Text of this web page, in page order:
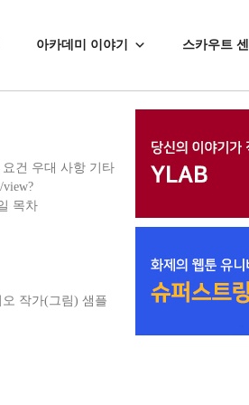
아카데미 이야기 스카우트
건 우대 사항 기타
view?
목차
작가(그림) 샘플